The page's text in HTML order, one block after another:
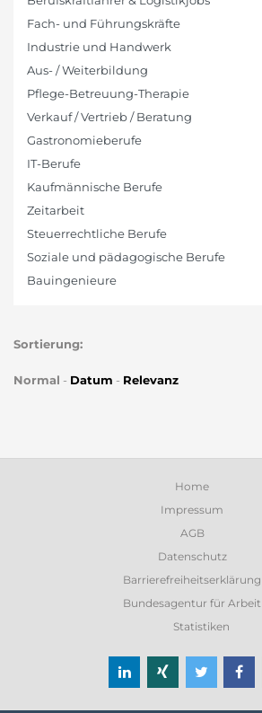
Fach- und Führungskräfte
Industrie und Handwerk
Aus- / Weiterbildung
Pflege-Betreuung-Therapie
Verkauf / Vertrieb / Beratung
Gastronomieberufe
IT-Berufe
Kaufmännische Berufe
Zeitarbeit
Steuerrechtliche Berufe
Soziale und pädagogische Berufe
Bauingenieure
Sortierung:
Normal - Datum - Relevanz
Home
Impressum
AGB
Datenschutz
Barrierefreiheitserklärung
Bundesagentur für Arbeit
Statistiken